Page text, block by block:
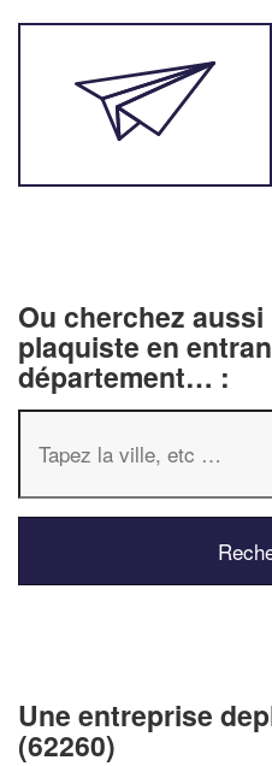
Ou cherchez
plaquiste en
département… :
Une entreprise
(62260)
✕